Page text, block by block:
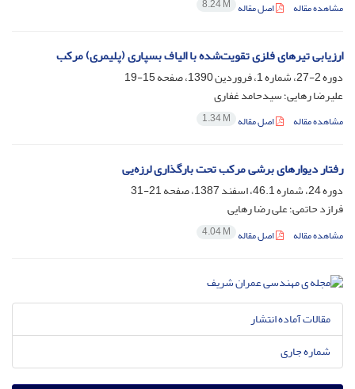
مشاهده مقاله اصل مقاله 8.24 M
ارزیابی تیرهای فلزی تقویت‌شده با الیاف بسپاری (پلیمری) مرکب
دوره 2-27، شماره 1، فروردین 1390، صفحه
15-19
علیرضا رهایی؛ سیدحامد غفاری
مشاهده مقاله اصل مقاله 1.34 M
رفتار دیوارهای برشی مرکب تحت بارگذاری لرزه‌یی
دوره 24، شماره 46.1، اسفند 1387، صفحه
21-31
فرازد حاتمی؛ علی رضا رهایی
مشاهده مقاله اصل مقاله 4.04 M
مقالات آماده انتشار
شماره جاری